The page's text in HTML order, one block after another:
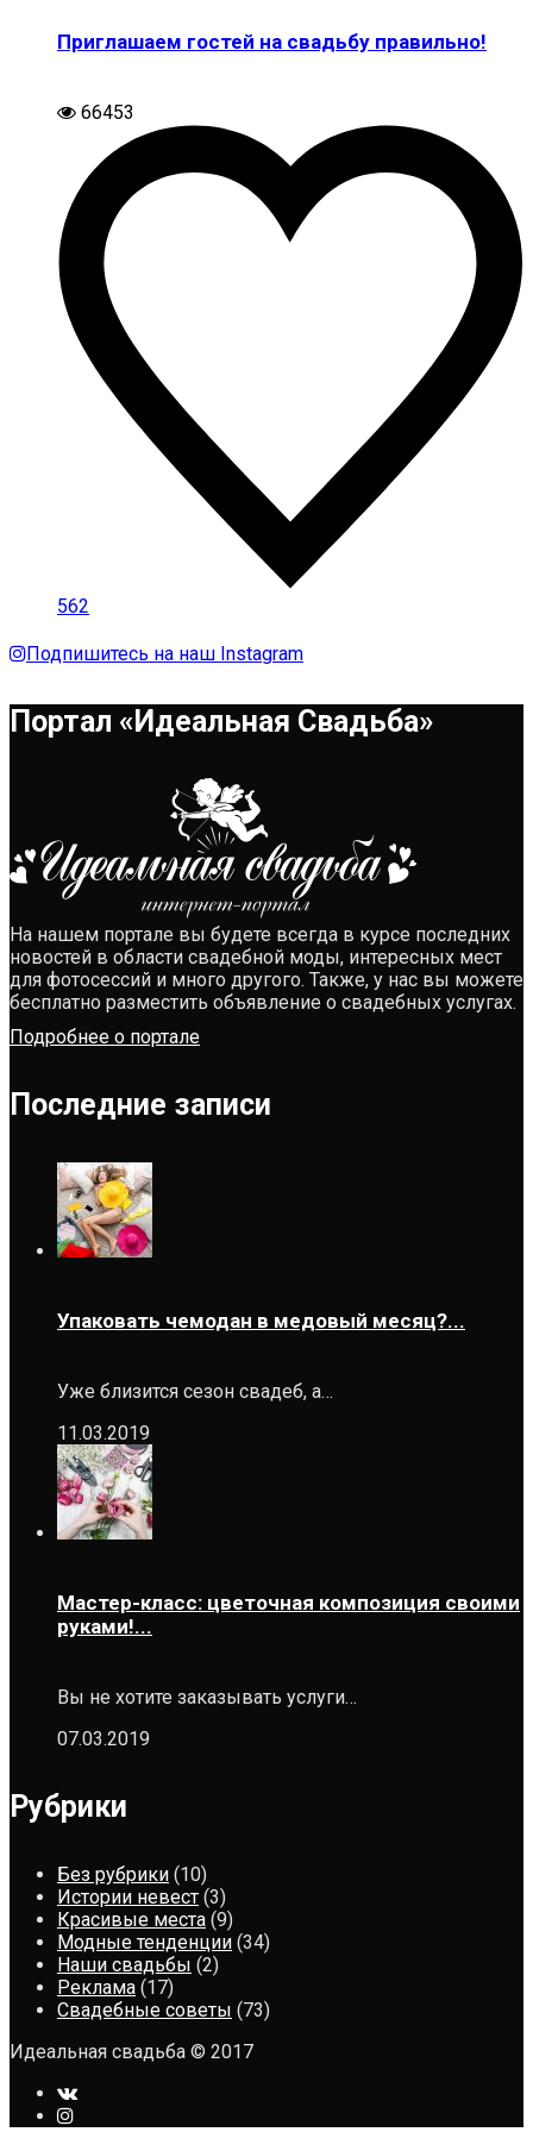
Приглашаем гостей на свадьбу правильно!
66453
562
Подпишитесь на наш Instagram
Портал «Идеальная Свадьба»
На нашем портале вы будете всегда в курсе последних
новостей в области свадебной моды, интересных мест
для фотосессий и много другого. Также, у нас вы можете
бесплатно разместить объявление о свадебных услугах.
Подробнее о портале
Последние записи
Упаковать чемодан в медовый месяц?...
Уже близится сезон свадеб, а…
11.03.2019
Мастер-класс: цветочная композиция своими
руками!...
Вы не хотите заказывать услуги…
07.03.2019
Рубрики
Без рубрики (10)
Истории невест (3)
Красивые места (9)
Модные тенденции (34)
Наши свадьбы (2)
Реклама (17)
Свадебные советы (73)
Идеальная свадьба © 2017